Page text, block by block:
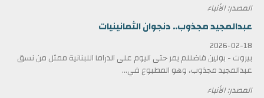
المصدر: الأنباء
عبدالمجيد مجذوب.. دنجوان الثمانينيات
2026-02-18
بيروت - بولين فاضللم يمر حتى اليوم على الدراما اللبنانية ممثل من نسق
عبدالمجيد مجذوب، وهو المطبوع في...
المصدر: الأنباء